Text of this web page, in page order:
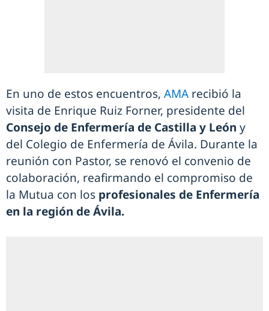
En uno de estos encuentros, AMA recibió la
visita de Enrique Ruiz Forner, presidente del
Consejo de Enfermería de Castilla y León y
del Colegio de Enfermería de Ávila. Durante la
reunión con Pastor, se renovó el convenio de
colaboración, reafirmando el compromiso de
la Mutua con los profesionales de Enfermería
en la región de Ávila.